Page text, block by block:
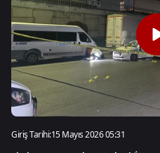
Giriş Tarihi:15 Mayıs 2026 05:31